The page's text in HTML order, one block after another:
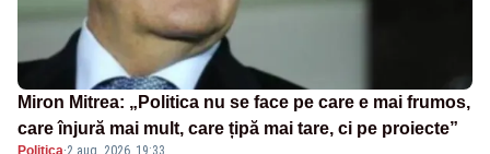
Miron Mitrea: „Politica nu se face pe care e mai frumos,
care înjură mai mult, care țipă mai tare, ci pe proiecte”
Politica·2 aug. 2026, 19:33